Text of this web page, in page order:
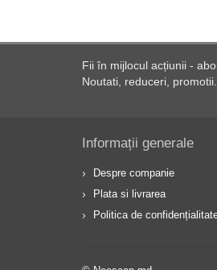
Fii în mijlocul acțiunii -
Noutati, reduceri, promotii.
Informații generale
Despre companie
Plata si livrarea
Politica de